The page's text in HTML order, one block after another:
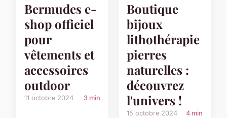
Bermudes e-
shop officiel
pour
vêtements et
accessoires
outdoor
11 octobre 2024 3 min
Boutique
bijoux
lithothérapie
pierres
naturelles :
découvrez
l'univers !
15 octobre 2024 4 min